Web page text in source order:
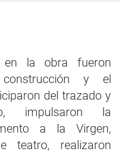
en la obra fueron
y el
del trazado y
impulsaron la
a la Virgen,
teatro, realizaron